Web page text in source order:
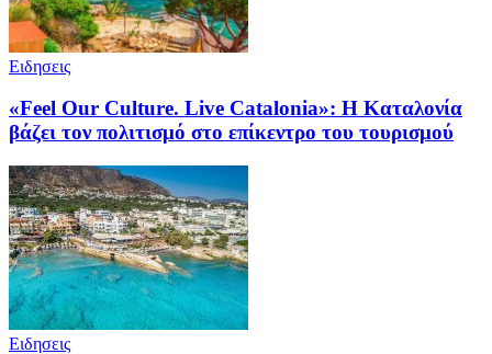
Ειδησεις
«Feel Our Culture. Live Catalonia»: Η Καταλονία
βάζει τον πολιτισμό στο επίκεντρο του τουρισμού
Ειδησεις